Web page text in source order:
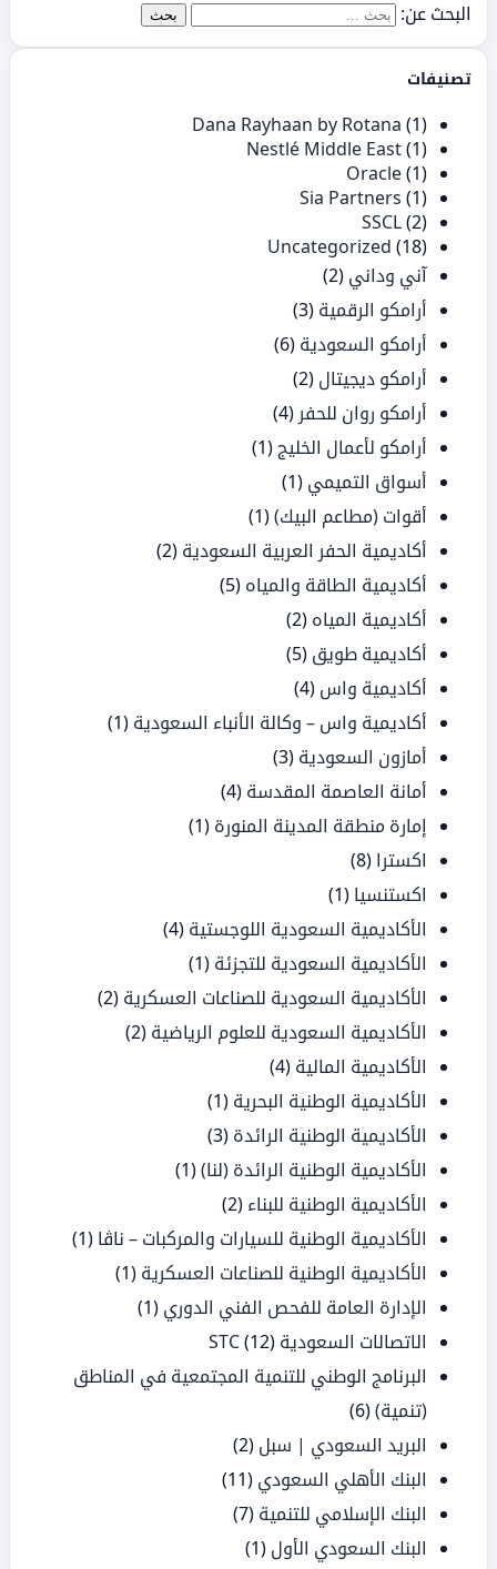
البحث عن:
تصنيفات
Dana Rayhaan by Rotana (1)
Nestlé Middle East(1)
Oracle(1)
Sia Partners (1)
SSCL(2)
Uncategorized (18)
آني وداني (2)
أرامكو الرقمية (3)
أرامكو السعودية (6)
أرامكو ديجيتال (2)
أرامكو روان للحفر (4)
أرامكو لأعمال الخليج (1)
أسواق التميمي (1)
أقوات (مطاعم البيك)(1)
أكاديمية الحفر العربية السعودية (2)
أكاديمية الطاقة والمياه (5)
أكاديمية المياه (2)
أكاديمية طويق (5)
أكاديمية واس (4)
أكاديمية واس – وكالة الأنباء السعودية (1)
أمازون السعودية (3)
أمانة العاصمة المقدسة (4)
إمارة منطقة المدينة المنورة (1)
اكسترا (8)
اكستنسيا (1)
الأكاديمية السعودية اللوجستية (4)
الأكاديمية السعودية للتجزئة (1)
الأكاديمية السعودية للصناعات العسكرية (2)
الأكاديمية السعودية للعلوم الرياضية (2)
الأكاديمية المالية (4)
الأكاديمية الوطنية البحرية (1)
الأكاديمية الوطنية الرائدة (3)
الأكاديمية الوطنية الرائدة (لنا)(1)
الأكاديمية الوطنية للبناء (2)
الأكاديمية الوطنية للسيارات والمركبات – ناڤا (1)
الأكاديمية الوطنية للصناعات العسكرية (1)
الإدارة العامة للفحص الفني الدوري (1)
الاتصالات السعودية STC (12)
البرنامج الوطني للتنمية المجتمعية في المناطق
(تنمية)(6)
البريد السعودي | سبل (2)
البنك الأهلي السعودي (11)
البنك الإسلامي للتنمية (7)
البنك السعودي الأول (1)